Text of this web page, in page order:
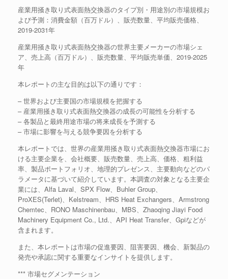
産業用掻き取り式表面熱交換器のタイプ別・用途別の市場規模お
よび予測：消費金額（百万ドル）、販売数量、平均販売価格、
2019-2031年
産業用掻き取り式表面熱交換器の世界主要メーカーの市場シェ
ア、売上高（百万ドル）、販売数量、平均販売単価、2019-2025
年
本レポートの主な目的は以下の通りです：
– 世界および主要国の市場規模を把握する
– 産業用掻き取り式表面熱交換器の成長の可能性を分析する
– 各製品と最終用途市場の将来成長を予測する
– 市場に影響を与える競争要因を分析する
本レポートでは、世界の産業用掻き取り式表面熱交換器市場にお
ける主要企業を、会社概要、販売数量、売上高、価格、粗利益
率、製品ポートフォリオ、地理的プレゼンス、主要動向などのパ
ラメータに基づいて紹介しています。本調査の対象となる主要企
業には、Alfa Laval、SPX Flow、Buhler Group、
ProXES(Terlet)、Kelstream、HRS Heat Exchangers、Armstrong
Chemtec、RONO Maschinenbau、MBS、Zhaoqing Jiayi Food
Machinery Equipment Co., Ltd.、API Heat Transfer、Gpiなどが
含まれます。
また、本レポートは市場の促進要因、阻害要因、機会、新製品の
発売や承認に関する重要なインサイトを提供します。
*** 市場セグメンテーション